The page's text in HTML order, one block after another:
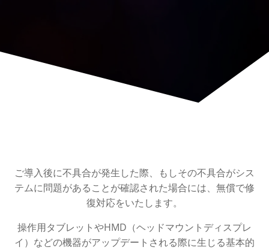
ご導入後に不具合が発生した際、もしその不具合がシス
テムに問題があることが確認された場合には、無償で修
復対応をいたします。
操作用タブレットやHMD（ヘッドマウントディスプレ
イ）などの機器がアップデートされる際に生じる基本的